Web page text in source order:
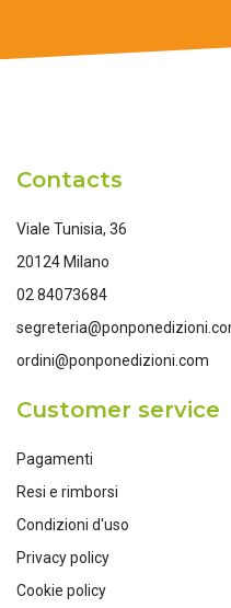
Contacts
Viale Tunisia, 36
20124 Milano
02 84073684
ordini@ponponedizioni.com
Customer service
Pagamenti
Resi e rimborsi
Condizioni d'uso
Privacy policy
Cookie policy